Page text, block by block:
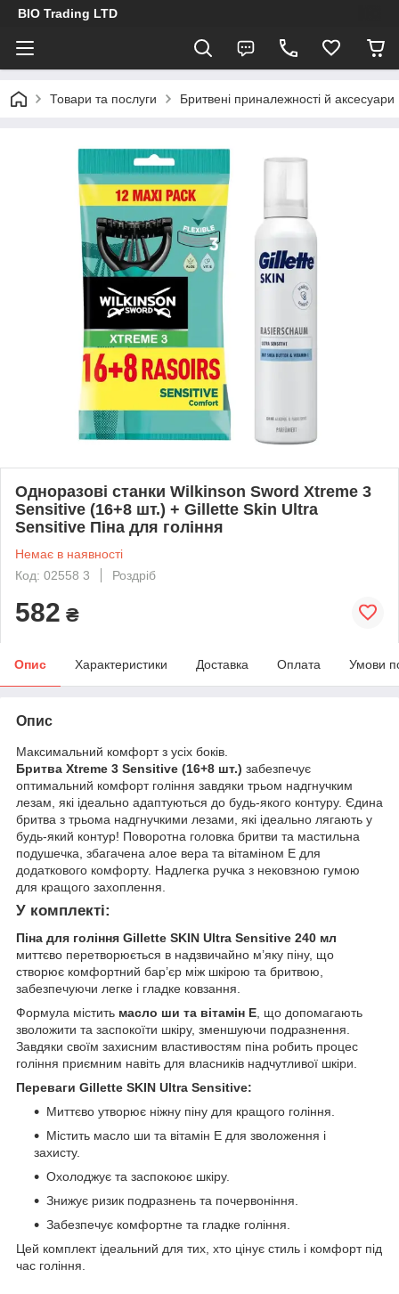
BIO Trading LTD
Товари та послуги Бритвені приналежності й аксесуари
Одноразові станки Wilkinson Sword Xtreme 3
Sensitive (16+8 шт.) + Gillette Skin Ultra
Sensitive Піна для гоління
Немає в наявності
Код: 02558 3
Роздріб
582 ₴
Опис Характеристики Доставка Оплата Умови
Опис
Максимальний комфорт з усіх боків.
Бритва Xtreme 3 Sensitive (16+8 шт.) забезпечує
оптимальний комфорт гоління завдяки трьом надгнучким
лезам, які ідеально адаптуються до будь-якого контуру. Єдина
бритва з трьома надгнучкими лезами, які ідеально лягають у
будь-який контур! Поворотна головка бритви та мастильна
подушечка, збагачена алое вера та вітаміном Е для
додаткового комфорту. Надлегка ручка з нековзною гумою
для кращого захоплення.
У комплекті:
Піна для гоління Gillette SKIN Ultra Sensitive 240 мл
миттєво перетворюється в надзвичайно м’яку піну, що
створює комфортний бар’єр між шкірою та бритвою,
забезпечуючи легке і гладке ковзання.
Формула містить масло ши та вітамін Е , що допомагають
зволожити та заспокоїти шкіру, зменшуючи подразнення.
Завдяки своїм захисним властивостям піна робить процес
гоління приємним навіть для власників надчутливої шкіри.
Переваги Gillette SKIN Ultra Sensitive:
Миттєво утворює ніжну піну для кращого гоління.
Містить масло ши та вітамін Е для зволоження і
захисту.
Охолоджує та заспокоює шкіру.
Знижує ризик подразнень та почервоніння.
Забезпечує комфортне та гладке гоління.
Цей комплект ідеальний для тих, хто цінує стиль і комфорт під
час гоління.